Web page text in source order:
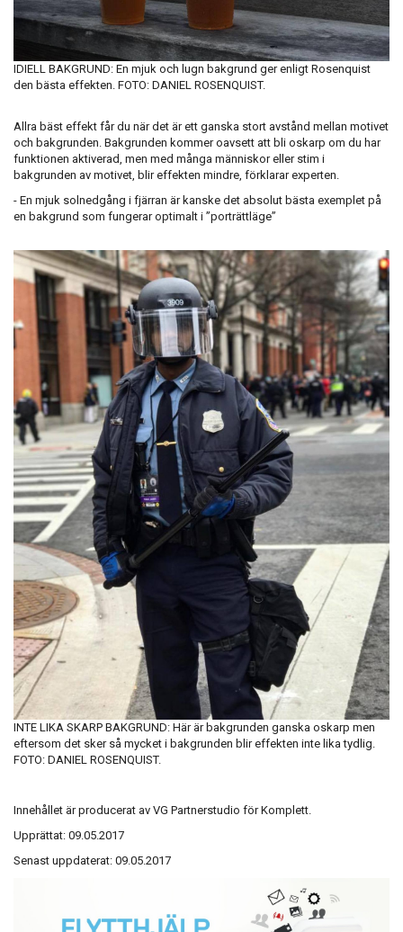
IDIELL BAKGRUND: En mjuk och lugn bakgrund ger enligt Rosenquist
den bästa effekten. FOTO: DANIEL ROSENQUIST.
Allra bäst effekt får du när det är ett ganska stort avstånd mellan motivet
och bakgrunden. Bakgrunden kommer oavsett att bli oskarp om du har
funktionen aktiverad, men med många människor eller stim i
bakgrunden av motivet, blir effekten mindre, förklarar experten.
- En mjuk solnedgång i fjärran är kanske det absolut bästa exemplet på
en bakgrund som fungerar optimalt i ”porträttläge”
INTE LIKA SKARP BAKGRUND: Här är bakgrunden ganska oskarp men
eftersom det sker så mycket i bakgrunden blir effekten inte lika tydlig.
FOTO: DANIEL ROSENQUIST.
Innehållet är producerat av VG Partnerstudio för Komplett.
Upprättat: 09.05.2017
Senast uppdaterat: 09.05.2017